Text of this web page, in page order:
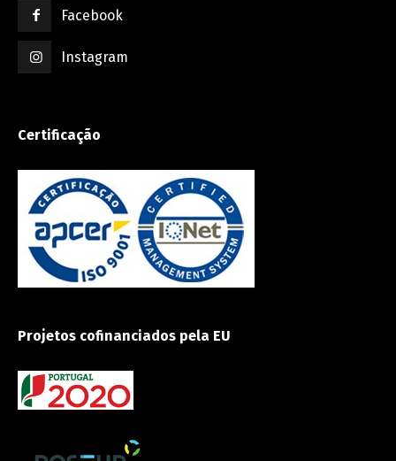
Facebook
Instagram
Certificação
Projetos cofinanciados pela EU